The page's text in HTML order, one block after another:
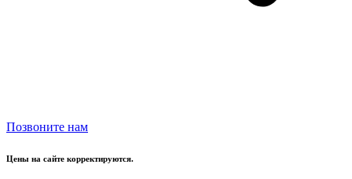
Позвоните нам
Цены на сайте корректируются.